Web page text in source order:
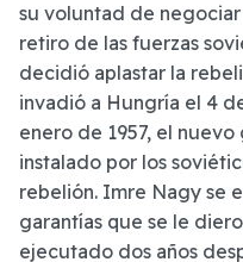
su voluntad de
retiro de las fuerzas
decidió aplastar la
invadió a Hungría el 4
enero de 1957, el
instalado por los
rebelión. Imre Nagy se
garantías que se le
ejecutado dos años